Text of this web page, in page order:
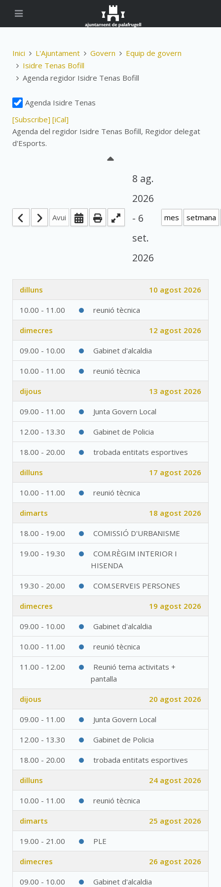
Inici L'Ajuntament Govern
Equip de govern
Isidre Tenas Bofill
Agenda regidor Isidre Tenas Bofill
Agenda Isidre Tenas
[Subscribe] [iCal]
Agenda del regidor Isidre Tenas Bofill, Regidor delegat
d'Esports.
Avui
8 ag.
2026
- 6
set.
2026
mes setmana
dilluns 10 agost 2026
10.00 - 11.00 reunió tècnica
dimecres 12 agost 2026
09.00 - 10.00 Gabinet d'alcaldia
10.00 - 11.00 reunió tècnica
dijous 13 agost 2026
09.00 - 11.00 Junta Govern Local
12.00 - 13.30 Gabinet de Policia
18.00 - 20.00 trobada entitats esportives
dilluns 17 agost 2026
10.00 - 11.00 reunió tècnica
dimarts 18 agost 2026
18.00 - 19.00 COMISSIÓ D'URBANISME
19.00 - 19.30
COM.RÈGIM INTERIOR I
HISENDA
19.30 - 20.00 COM.SERVEIS PERSONES
dimecres 19 agost 2026
09.00 - 10.00 Gabinet d'alcaldia
10.00 - 11.00 reunió tècnica
11.00 - 12.00
Reunió tema activitats +
pantalla
dijous 20 agost 2026
09.00 - 11.00 Junta Govern Local
12.00 - 13.30 Gabinet de Policia
18.00 - 20.00 trobada entitats esportives
dilluns 24 agost 2026
10.00 - 11.00 reunió tècnica
dimarts 25 agost 2026
19.00 - 21.00 PLE
dimecres 26 agost 2026
09.00 - 10.00 Gabinet d'alcaldia